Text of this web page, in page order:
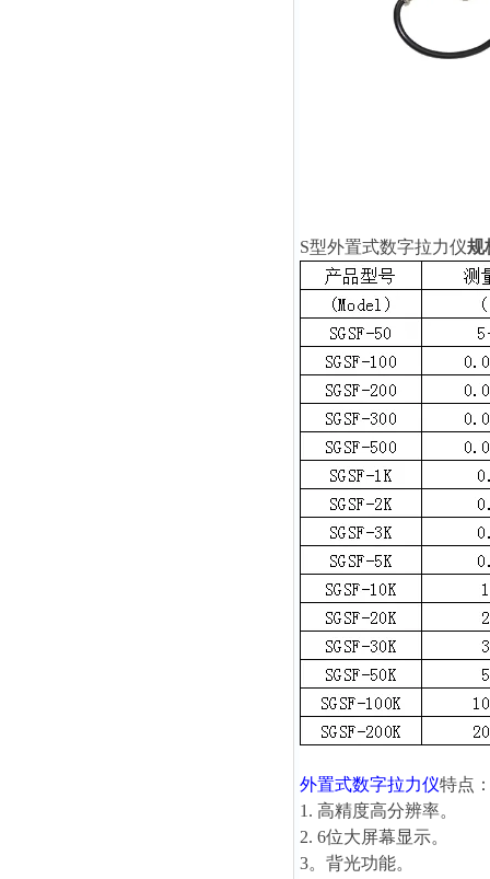
S型外置式数字拉力仪规
外置式数字拉力仪特点
1. 高精度高分辨率。
2. 6位大屏幕显示。
3。背光功能。